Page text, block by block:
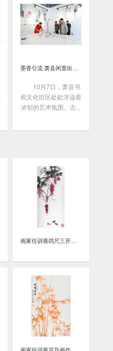
墨香引流 萧县闲置街区变身书画艺术聚落
10月7日，萧县书
画文化街区处处洋溢着
浓郁的艺术氛围。古...
画家任训善四尺三开花鸟画作品《硕果》